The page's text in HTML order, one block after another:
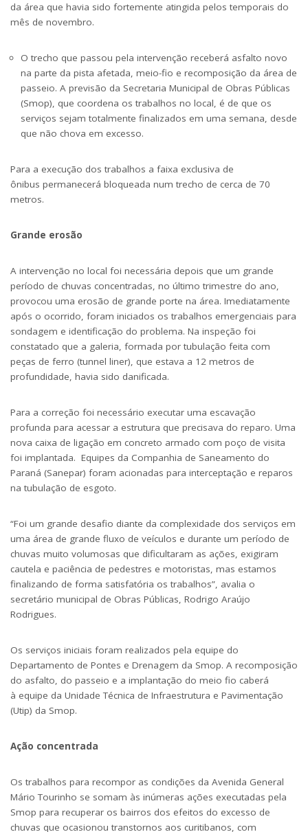
da área que havia sido fortemente atingida pelos temporais do
mês de novembro.
O trecho que passou pela intervenção receberá asfalto novo
na parte da pista afetada, meio-fio e recomposição da área de
passeio. A previsão da Secretaria Municipal de Obras Públicas
(Smop), que coordena os trabalhos no local, é de que os
serviços sejam totalmente finalizados em uma semana, desde
que não chova em excesso.
Para a execução dos trabalhos a faixa exclusiva de
ônibus permanecerá bloqueada num trecho de cerca de 70
metros.
Grande erosão
A intervenção no local foi necessária depois que um grande
período de chuvas concentradas, no último trimestre do ano,
provocou uma erosão de grande porte na área. Imediatamente
após o ocorrido, foram iniciados os trabalhos emergenciais para
sondagem e identificação do problema. Na inspeção foi
constatado que a galeria, formada por tubulação feita com
peças de ferro (tunnel liner), que estava a 12 metros de
profundidade, havia sido danificada.
Para a correção foi necessário executar uma escavação
profunda para acessar a estrutura que precisava do reparo. Uma
nova caixa de ligação em concreto armado com poço de visita
foi implantada. Equipes da Companhia de Saneamento do
Paraná (Sanepar) foram acionadas para interceptação e reparos
na tubulação de esgoto.
“Foi um grande desafio diante da complexidade dos serviços em
uma área de grande fluxo de veículos e durante um período de
chuvas muito volumosas que dificultaram as ações, exigiram
cautela e paciência de pedestres e motoristas, mas estamos
finalizando de forma satisfatória os trabalhos”, avalia o
secretário municipal de Obras Públicas, Rodrigo Araújo
Rodrigues.
Os serviços iniciais foram realizados pela equipe do
Departamento de Pontes e Drenagem da Smop. A recomposição
do asfalto, do passeio e a implantação do meio fio caberá
à equipe da Unidade Técnica de Infraestrutura e Pavimentação
(Utip) da Smop.
Ação concentrada
Os trabalhos para recompor as condições da Avenida General
Mário Tourinho se somam às inúmeras ações executadas pela
Smop para recuperar os bairros dos efeitos do excesso de
chuvas que ocasionou transtornos aos curitibanos, com